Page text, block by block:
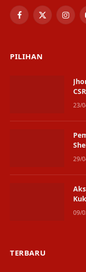
Facebook
X
PILIHAN
23/
29/
09/
TERBARU